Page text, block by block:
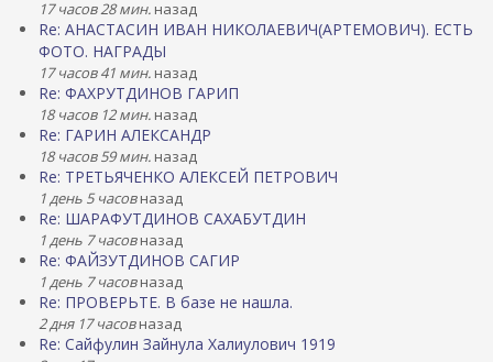
17 часов 28 мин. назад
Re: АНАСТАСИН ИВАН НИКОЛАЕВИЧ(АРТЕМОВИЧ). ЕСТЬ
ФОТО. НАГРАДЫ
17 часов 41 мин. назад
Re: ФАХРУТДИНОВ ГАРИП
18 часов 12 мин. назад
Re: ГАРИН АЛЕКСАНДР
18 часов 59 мин. назад
Re: ТРЕТЬЯЧЕНКО АЛЕКСЕЙ ПЕТРОВИЧ
1 день 5 часовназад
Re: ШАРАФУТДИНОВ САХАБУТДИН
1 день 7 часовназад
Re: ФАЙЗУТДИНОВ САГИР
1 день 7 часовназад
Re: ПРОВЕРЬТЕ. В базе не нашла.
2 дня 17 часовназад
Re: Сайфулин Зайнула Халиулович 1919